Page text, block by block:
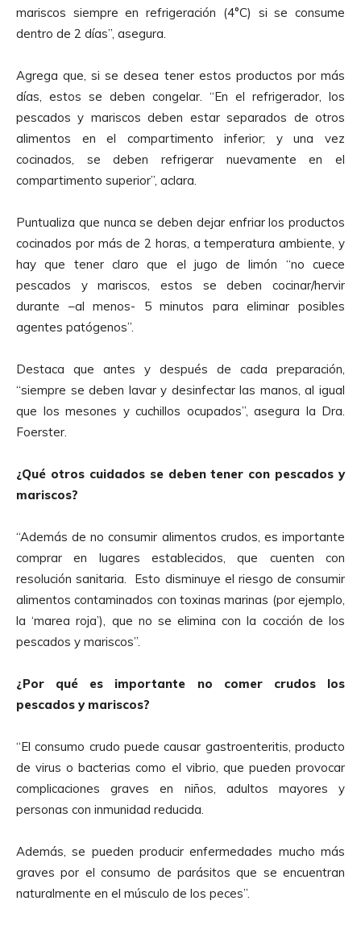
mariscos siempre en refrigeración (4°C) si se consume
dentro de 2 días”, asegura.
Agrega que, si se desea tener estos productos por más
días, estos se deben congelar. “En el refrigerador, los
pescados y mariscos deben estar separados de otros
alimentos en el compartimento inferior; y una vez
cocinados, se deben refrigerar nuevamente en el
compartimento superior”, aclara.
Puntualiza que nunca se deben dejar enfriar los productos
cocinados por más de 2 horas, a temperatura ambiente, y
hay que tener claro que el jugo de limón “no cuece
pescados y mariscos, estos se deben cocinar/hervir
durante –al menos- 5 minutos para eliminar posibles
agentes patógenos”.
Destaca que antes y después de cada preparación,
“siempre se deben lavar y desinfectar las manos, al igual
que los mesones y cuchillos ocupados”, asegura la Dra.
Foerster.
¿Qué otros cuidados se deben tener con pescados y
mariscos?
“Además de no consumir alimentos crudos, es importante
comprar en lugares establecidos, que cuenten con
resolución sanitaria. Esto disminuye el riesgo de consumir
alimentos contaminados con toxinas marinas (por ejemplo,
la ‘marea roja’), que no se elimina con la cocción de los
pescados y mariscos”.
¿Por qué es importante no comer crudos los
pescados y mariscos?
“El consumo crudo puede causar gastroenteritis, producto
de virus o bacterias como el vibrio, que pueden provocar
complicaciones graves en niños, adultos mayores y
personas con inmunidad reducida.
Además, se pueden producir enfermedades mucho más
graves por el consumo de parásitos que se encuentran
naturalmente en el músculo de los peces”.